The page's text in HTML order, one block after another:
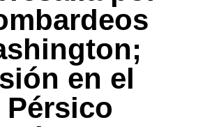
en el